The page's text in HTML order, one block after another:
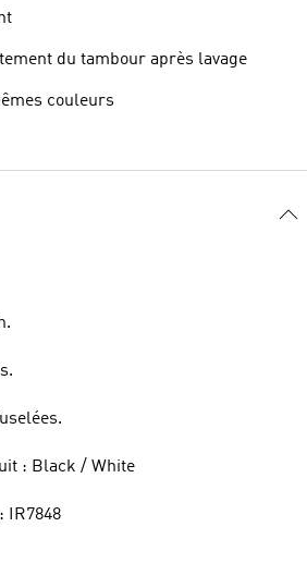
du tambour après lavage
couleurs
: Black / White
IR7848